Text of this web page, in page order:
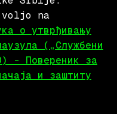
voljo na
о утврђивању
(„Службени
– Повереник за
и заштиту